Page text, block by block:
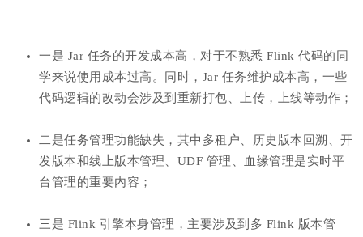
一是 Jar 任务的开发成本高，对于不熟悉 Flink 代码的同
学来说使用成本过高。同时，Jar 任务维护成本高，一些
代码逻辑的改动会涉及到重新打包、上传，上线等动作；
二是任务管理功能缺失，其中多租户、历史版本回溯、开
发版本和线上版本管理、UDF 管理、血缘管理是实时平
台管理的重要内容；
三是 Flink 引擎本身管理，主要涉及到多 Flink 版本管